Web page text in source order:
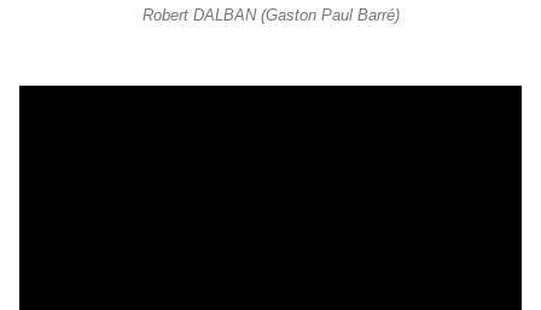
Robert DALBAN (Gaston Paul Barré)